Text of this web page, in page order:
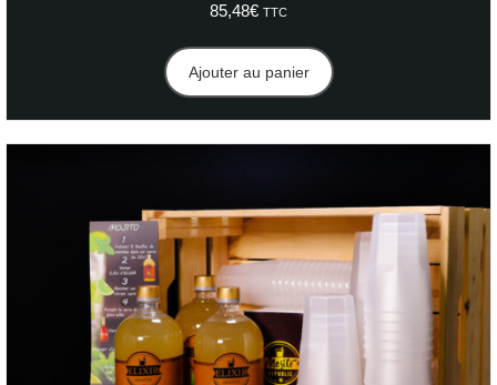
85,48€ TTC
Ajouter au panier